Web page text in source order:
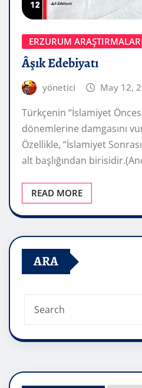
ERZURUM
Âşık Edebiyatı
yönetici May 12,
Türkçenin “İslamiyet
dönemlerine damgasını
Özellikle, “İslamiyet
alt başlığından
READ MORE
ARA